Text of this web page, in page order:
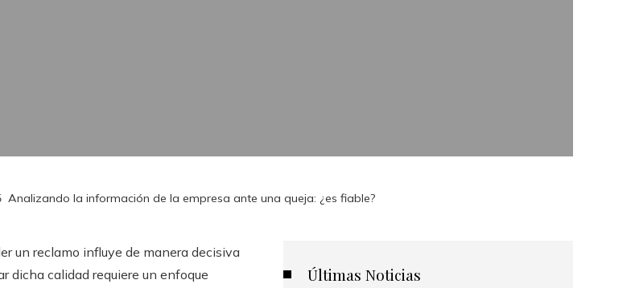
Analizando la información de la empresa ante una queja: ¿es fiable?
un reclamo influye de manera decisiva
dicha calidad requiere un enfoque
Últimas Noticias